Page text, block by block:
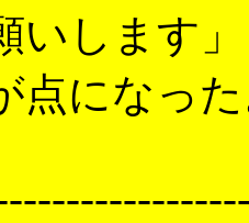
いします」
点になっ